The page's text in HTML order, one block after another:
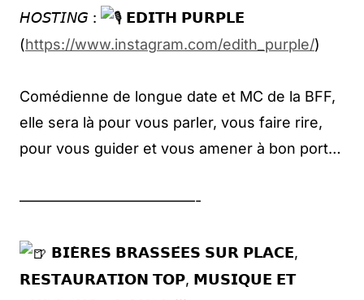
𝘏𝘖𝘚𝘛𝘐𝘕𝘎 :
𝗘𝗗𝗜𝗧𝗛 𝗣𝗨𝗥𝗣𝗟𝗘
(https://www.instagram.com/edith_purple/)
Comédienne de longue date et MC de la BFF,
elle sera là pour vous parler, vous faire rire,
pour vous guider et vous amener à bon port…
————————————-
𝗕𝗜𝗘̀𝗥𝗘𝗦 𝗕𝗥𝗔𝗦𝗦𝗘́𝗘𝗦 𝗦𝗨𝗥 𝗣𝗟𝗔𝗖𝗘,
𝗥𝗘𝗦𝗧𝗔𝗨𝗥𝗔𝗧𝗜𝗢𝗡 𝗧𝗢𝗣, 𝗠𝗨𝗦𝗜𝗤𝗨𝗘 𝗘𝗧